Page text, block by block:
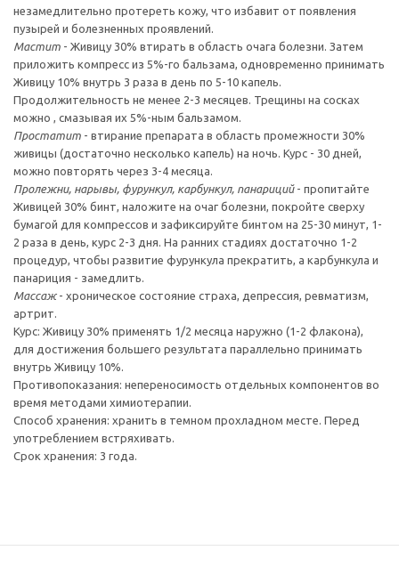
незамедлительно протереть кожу, что избавит от появления
пузырей и болезненных проявлений.
Мастит - Живицу 30% втирать в область очага болезни. Затем
приложить компресс из 5%-го бальзама, одновременно принимать
Живицу 10% внутрь 3 раза в день по 5-10 капель.
Продолжительность не менее 2-3 месяцев. Трещины на сосках
можно , смазывая их 5%-ным бальзамом.
Простатит - втирание препарата в область промежности 30%
живицы (достаточно несколько капель) на ночь. Курс - 30 дней,
можно повторять через 3-4 месяца.
Пролежни, нарывы, фурункул, карбункул, панариций- пропитайте
Живицей 30% бинт, наложите на очаг болезни, покройте сверху
бумагой для компрессов и зафиксируйте бинтом на 25-30 минут, 1-
2 раза в день, курс 2-3 дня. На ранних стадиях достаточно 1-2
процедур, чтобы развитие фурункула прекратить, а карбункула и
панариция - замедлить.
Массаж - хроническое состояние страха, депрессия, ревматизм,
артрит.
Курс: Живицу 30% применять 1/2 месяца наружно (1-2 флакона),
для достижения большего результата параллельно принимать
внутрь Живицу 10%.
Противопоказания: непереносимость отдельных компонентов во
время методами химиотерапии.
Способ хранения: хранить в темном прохладном месте. Перед
употреблением встряхивать.
Срок хранения: 3 года.